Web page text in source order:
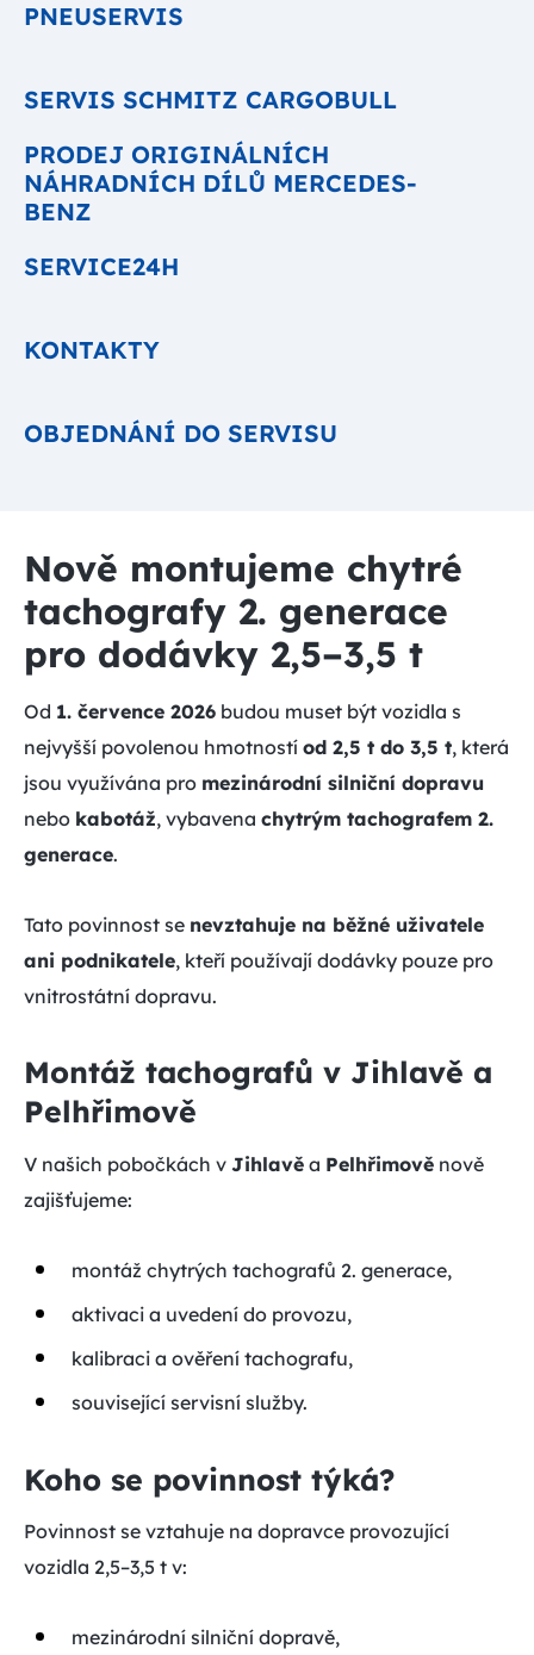
PNEUSERVIS
SERVIS SCHMITZ CARGOBULL
PRODEJ ORIGINÁLNÍCH
NÁHRADNÍCH DÍLŮ MERCEDES-
BENZ
SERVICE24H
KONTAKTY
OBJEDNÁNÍ DO SERVISU
Nově montujeme chytré
tachografy 2. generace
pro dodávky 2,5–3,5 t
Od 1. července 2026 budou muset být vozidla s
nejvyšší povolenou hmotností od 2,5 t do 3,5 t, která
jsou využívána pro mezinárodní silniční dopravu
nebo kabotáž, vybavena chytrým tachografem 2.
generace.
Tato povinnost se nevztahuje na běžné uživatele
ani podnikatele, kteří používají dodávky pouze pro
vnitrostátní dopravu.
Montáž tachografů v Jihlavě a
Pelhřimově
V našich pobočkách v Jihlavě a Pelhřimově nově
zajišťujeme:
montáž chytrých tachografů 2. generace,
aktivaci a uvedení do provozu,
kalibraci a ověření tachografu,
související servisní služby.
Koho se povinnost týká?
Povinnost se vztahuje na dopravce provozující
vozidla 2,5–3,5 t v:
mezinárodní silniční dopravě,